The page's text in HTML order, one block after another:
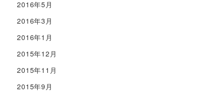
2016年5月
2016年3月
2016年1月
2015年12月
2015年11月
2015年9月